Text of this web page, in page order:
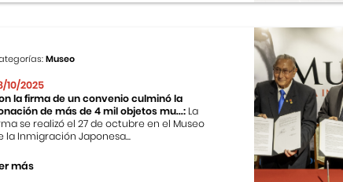
Museo
10/2025
la firma de un convenio culminó la
de más de 4 mil objetos mu...: La
se realizó el 27 de octubre en el Museo
la Inmigración Japonesa...
más